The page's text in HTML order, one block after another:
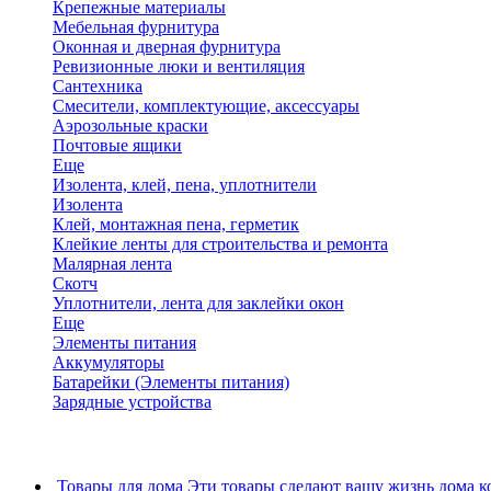
Крепежные материалы
Мебельная фурнитура
Оконная и дверная фурнитура
Ревизионные люки и вентиляция
Сантехника
Смесители, комплектующие, аксессуары
Аэрозольные краски
Почтовые ящики
Еще
Изолента, клей, пена, уплотнители
Изолента
Клей, монтажная пена, герметик
Клейкие ленты для строительства и ремонта
Малярная лента
Скотч
Уплотнители, лента для заклейки окон
Еще
Элементы питания
Аккумуляторы
Батарейки (Элементы питания)
Зарядные устройства
Товары для дома Эти товары сделают вашу жизнь дома